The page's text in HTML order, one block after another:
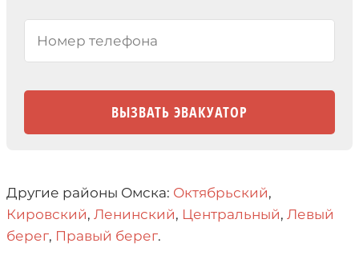
Другие районы Омска: Октябрьский,
Кировский, Ленинский, Центральный, Левый
берег, Правый берег.